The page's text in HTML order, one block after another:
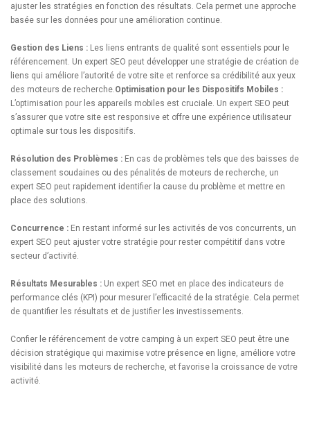
ajuster les stratégies en fonction des résultats. Cela permet une approche
basée sur les données pour une amélioration continue.
Gestion des Liens : Les liens entrants de qualité sont essentiels pour le
référencement. Un expert SEO peut développer une stratégie de création de
liens qui améliore l’autorité de votre site et renforce sa crédibilité aux yeux
des moteurs de recherche.Optimisation pour les Dispositifs Mobiles :
L’optimisation pour les appareils mobiles est cruciale. Un expert SEO peut
s’assurer que votre site est responsive et offre une expérience utilisateur
optimale sur tous les dispositifs.
Résolution des Problèmes : En cas de problèmes tels que des baisses de
classement soudaines ou des pénalités de moteurs de recherche, un
expert SEO peut rapidement identifier la cause du problème et mettre en
place des solutions.
Concurrence : En restant informé sur les activités de vos concurrents, un
expert SEO peut ajuster votre stratégie pour rester compétitif dans votre
secteur d’activité.
Résultats Mesurables : Un expert SEO met en place des indicateurs de
performance clés (KPI) pour mesurer l’efficacité de la stratégie. Cela permet
de quantifier les résultats et de justifier les investissements.
Confier le référencement de votre camping à un expert SEO peut être une
décision stratégique qui maximise votre présence en ligne, améliore votre
visibilité dans les moteurs de recherche, et favorise la croissance de votre
activité.